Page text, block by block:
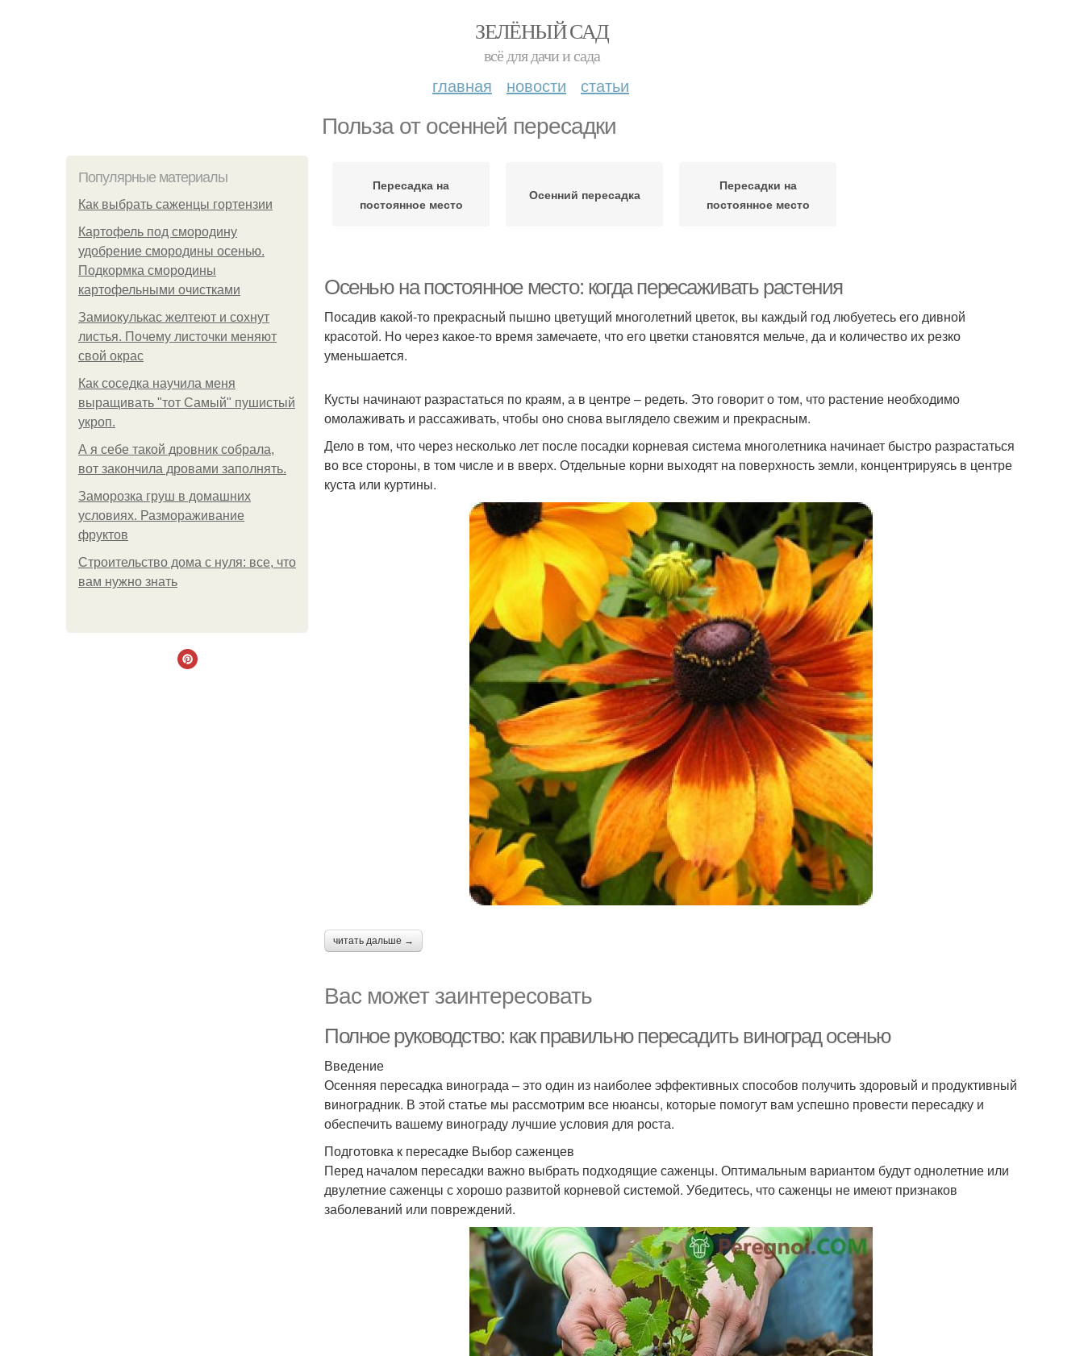
ЗЕЛЁНЫЙ САД
всё для дачи и сада
главная новости статьи
Польза от осенней пересадки
Популярные материалы
Как выбрать саженцы гортензии
Картофель под смородину
удобрение смородины осенью.
Подкормка смородины
картофельными очистками
Замиокулькас желтеют и сохнут
листья. Почему листочки меняют
свой окрас
Как соседка научила меня
выращивать "тот Самый" пушистый
укроп.
А я себе такой дровник собрала,
вот закончила дровами заполнять.
Заморозка груш в домашних
условиях. Размораживание
фруктов
Строительство дома с нуля: все, что
вам нужно знать
Пересадка на
постоянное место
Осенний пересадка
Пересадки на
постоянное место
Осенью на постоянное место: когда пересаживать растения
Посадив какой-то прекрасный пышно цветущий многолетний цветок, вы каждый год любуетесь его дивной
красотой. Но через какое-то время замечаете, что его цветки становятся мельче, да и количество их резко
уменьшается.
Кусты начинают разрастаться по краям, а в центре – редеть. Это говорит о том, что растение необходимо
омолаживать и рассаживать, чтобы оно снова выглядело свежим и прекрасным.
Дело в том, что через несколько лет после посадки корневая система многолетника начинает быстро разрастаться
во все стороны, в том числе и в вверх. Отдельные корни выходят на поверхность земли, концентрируясь в центре
куста или куртины.
читать дальше →
Вас может заинтересовать
Полное руководство: как правильно пересадить виноград осенью
Введение
Осенняя пересадка винограда – это один из наиболее эффективных способов получить здоровый и продуктивный
виноградник. В этой статье мы рассмотрим все нюансы, которые помогут вам успешно провести пересадку и
обеспечить вашему винограду лучшие условия для роста.
Подготовка к пересадке Выбор саженцев
Перед началом пересадки важно выбрать подходящие саженцы. Оптимальным вариантом будут однолетние или
двулетние саженцы с хорошо развитой корневой системой. Убедитесь, что саженцы не имеют признаков
заболеваний или повреждений.